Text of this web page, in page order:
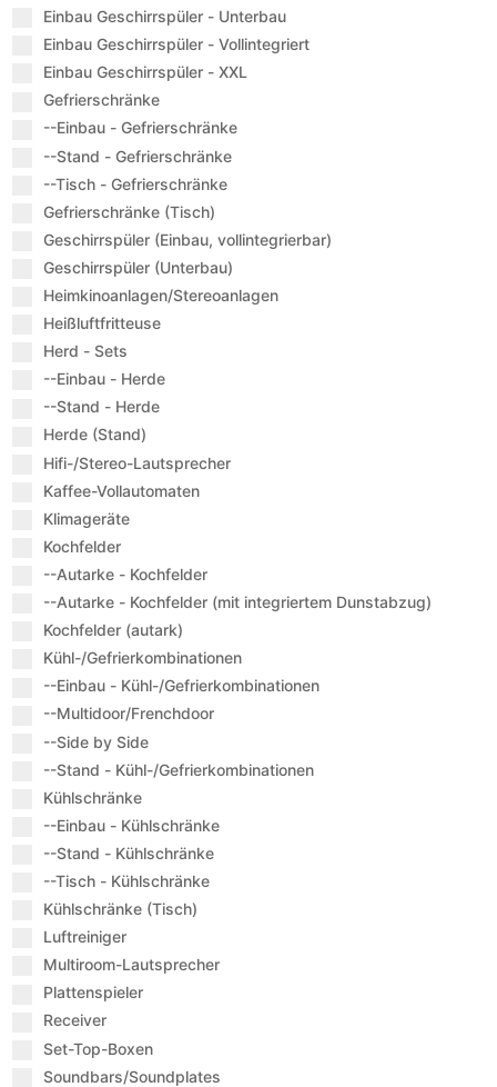
Einbau Geschirrspüler - Unterbau
Einbau Geschirrspüler - Vollintegriert
Einbau Geschirrspüler - XXL
Gefrierschränke
--Einbau - Gefrierschränke
--Stand - Gefrierschränke
--Tisch - Gefrierschränke
Gefrierschränke (Tisch)
Geschirrspüler (Einbau, vollintegrierbar)
Geschirrspüler (Unterbau)
Heimkinoanlagen/Stereoanlagen
Heißluftfritteuse
Herd - Sets
--Einbau - Herde
--Stand - Herde
Herde (Stand)
Hifi-/Stereo-Lautsprecher
Kaffee-Vollautomaten
Klimageräte
Kochfelder
--Autarke - Kochfelder
--Autarke - Kochfelder (mit integriertem Dunstabzug)
Kochfelder (autark)
Kühl-/Gefrierkombinationen
--Einbau - Kühl-/Gefrierkombinationen
--Multidoor/Frenchdoor
--Side by Side
--Stand - Kühl-/Gefrierkombinationen
Kühlschränke
--Einbau - Kühlschränke
--Stand - Kühlschränke
--Tisch - Kühlschränke
Kühlschränke (Tisch)
Luftreiniger
Multiroom-Lautsprecher
Plattenspieler
Receiver
Set-Top-Boxen
Soundbars/Soundplates